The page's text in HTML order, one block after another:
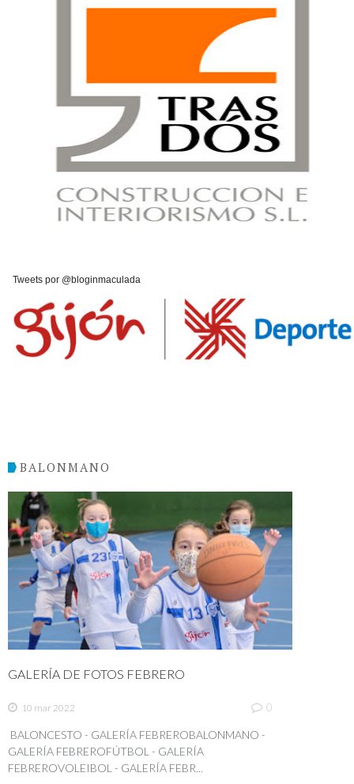
Tweets por @bloginmaculada
BALONMANO
GALERÍA DE FOTOS FEBRERO
10 mar 2022 0
BALONCESTO - GALERÍA FEBREROBALONMANO -
GALERÍA FEBREROFÚTBOL - GALERÍA
FEBREROVOLEIBOL - GALERÍA FEBR...